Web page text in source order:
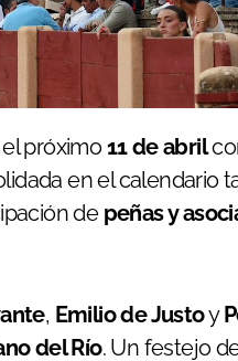
el próximo11 de abril
en el calendario
de peñas y
, Emilio de Justoy
del Río. Un festejo